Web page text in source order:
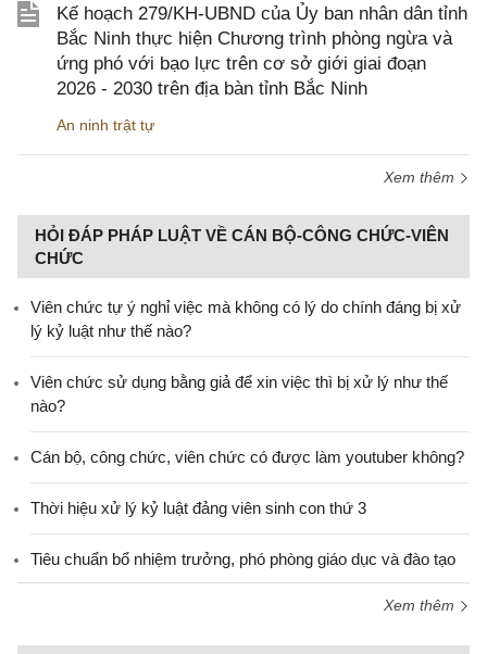
Kế hoạch 279/KH-UBND của Ủy ban nhân dân tỉnh
Bắc Ninh thực hiện Chương trình phòng ngừa và
ứng phó với bạo lực trên cơ sở giới giai đoạn
2026 - 2030 trên địa bàn tỉnh Bắc Ninh
An ninh trật tự
Xem thêm
HỎI ĐÁP PHÁP LUẬT VỀ CÁN BỘ-CÔNG CHỨC-VIÊN
CHỨC
Viên chức tự ý nghỉ việc mà không có lý do chính đáng bị xử
lý kỷ luật như thế nào?
Viên chức sử dụng bằng giả để xin việc thì bị xử lý như thế
nào?
Cán bộ, công chức, viên chức có được làm youtuber không?
Thời hiệu xử lý kỷ luật đảng viên sinh con thứ 3
Tiêu chuẩn bổ nhiệm trưởng, phó phòng giáo dục và đào tạo
Xem thêm